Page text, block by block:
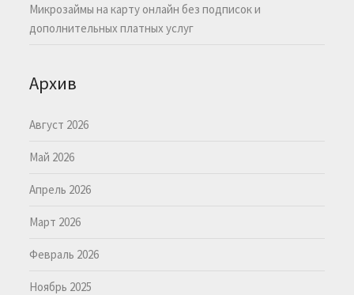
Микрозаймы на карту онлайн без подписок и
дополнительных платных услуг
Архив
Август 2026
Май 2026
Апрель 2026
Март 2026
Февраль 2026
Ноябрь 2025